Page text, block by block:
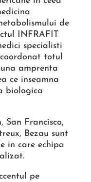
de
INFRAFIT
specialisti
totul
amprenta
ce inseamna
biologica
San Francisco,
Bezau sunt
in care echipa
pe